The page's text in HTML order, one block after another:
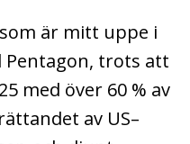
är mitt uppe i
trots att
med över 60 % av
av US–